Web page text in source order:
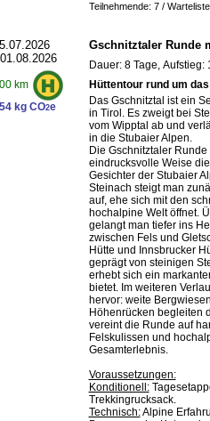
Teilnehmende: 7 /
km
kg CO2e
Gschnitztaler Runde
Dauer: 8 Tage, Aufstieg:
Hüttentour rund um
Das Gschnitztal ist ein
in Tirol. Es zweigt bei
vom Wipptal ab und
in die Stubaier Alpen.
Die Gschnitztaler
eindrucksvolle Weise
Gesichter der Stubaier
Steinach steigt man
auf, ehe sich mit den
hochalpine Welt öffnet.
gelangt man tiefer ins
zwischen Fels und
Hütte und Innsbrucker
geprägt von steinigen
erhebt sich ein
bietet. Im weiteren
hervor: weite
Höhenrücken begleiten
vereint die Runde auf
Felskulissen und
Gesamterlebnis.
Voraussetzungen:
Konditionell:
Trekkingrucksack.
Technisch:Alpine